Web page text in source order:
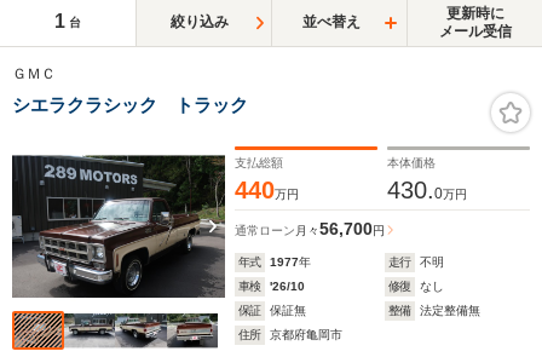
1 台 絞り込み 並べ替え
更新時に
メール受信
ＧＭＣ
シエラクラシック トラック
支払総額
440万円
本体価格
430.0万円
通常ローン 月々56,700円
年式 1977年 走行
不明
車検
'26/10 修復
なし
保証
保証無 整備
法定整備無
住所
京都府亀岡市